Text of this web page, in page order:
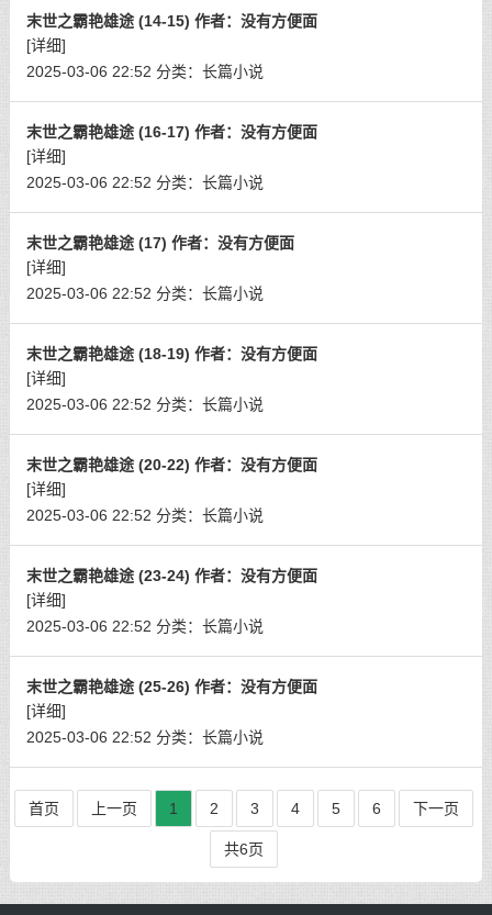
末世之霸艳雄途 (14-15) 作者：没有方便面
[详细]
2025-03-06 22:52 分类： 长篇小说
末世之霸艳雄途 (16-17) 作者：没有方便面
[详细]
2025-03-06 22:52 分类： 长篇小说
末世之霸艳雄途 (17) 作者：没有方便面
[详细]
2025-03-06 22:52 分类： 长篇小说
末世之霸艳雄途 (18-19) 作者：没有方便面
[详细]
2025-03-06 22:52 分类： 长篇小说
末世之霸艳雄途 (20-22) 作者：没有方便面
[详细]
2025-03-06 22:52 分类： 长篇小说
末世之霸艳雄途 (23-24) 作者：没有方便面
[详细]
2025-03-06 22:52 分类： 长篇小说
末世之霸艳雄途 (25-26) 作者：没有方便面
[详细]
2025-03-06 22:52 分类： 长篇小说
首页 上一页 1 2 3 4 5 6 下一页
共6页